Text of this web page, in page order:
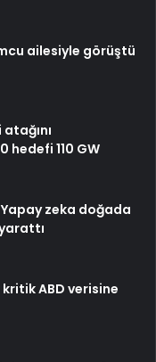
ailesiyle görüştü
hedefi 110 GW
Yapay zeka doğada
ABD verisine